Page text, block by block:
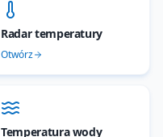
Radar temperatury
Otwórz
Temperatura wody